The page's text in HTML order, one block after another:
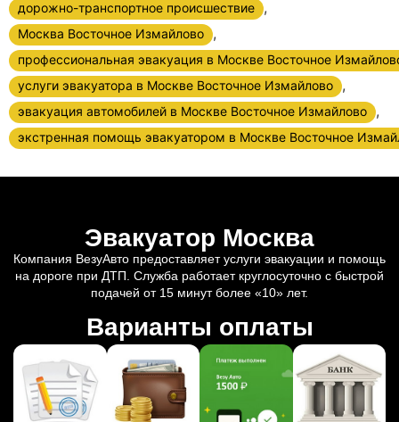
дорожно-транспортное происшествие
,
Москва Восточное Измайлово ,
профессиональная эвакуация в Москве Восточное
услуги эвакуатора в Москве Восточное Измайлово
,
эвакуация автомобилей в Москве Восточное Измайлово ,
экстренная помощь эвакуатором в Москве Восточное
Эвакуатор Москва
Компания ВезуАвто предоставляет услуги эвакуации и помощь
на дороге при ДТП. Служба работает круглосуточно с быстрой
подачей от 15 минут более «10» лет.
Варианты оплаты